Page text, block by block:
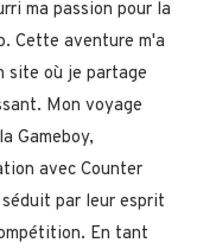
ma passion pour la
Cette aventure m'a
site où je partage
Mon voyage
Gameboy,
avec Counter
par leur esprit
En tant